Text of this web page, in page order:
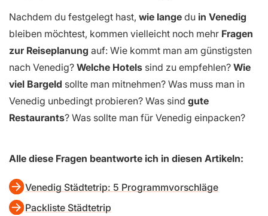
Nachdem du festgelegt hast, wie lange du in Venedig
bleiben möchtest, kommen vielleicht noch mehr Fragen
zur Reiseplanung auf: Wie kommt man am günstigsten
nach Venedig? Welche Hotels sind zu empfehlen? Wie
viel Bargeld sollte man mitnehmen? Was muss man in
Venedig unbedingt probieren? Was sind gute
Restaurants? Was sollte man für Venedig einpacken?
Alle diese Fragen beantworte ich in diesen Artikeln:
Venedig Städtetrip: 5 Programmvorschläge
Packliste Städtetrip